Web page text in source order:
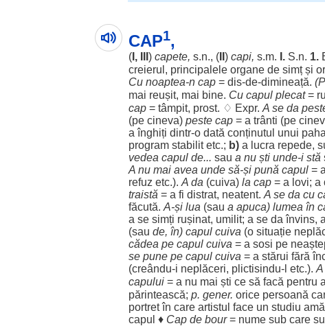
CAP1,
( I, III ) capete, s.n., ( ) capi, s.m. I. S.n. 1.
creierul , principalele organe de simțși
Cu noaptea-n cap = dis-de-dimineață.
mai reușit, mai bine. Cu capul plecat=
cap = tâmpit, prost. ♢ Expr. A se da
(pe cineva) peste cap = a trânti (pe
aînghiți dintr-o dată conținutul unui
program stabilitetc.; b) a lucra repede,
vedea capul de... sau a nu ști unde-i stă
A nu mai avea unde să-și pună capul = a
refuz etc.). A da (cuiva) la cap = a lovi; a
traistă = a fi distrat, neatent. A se da cu
făcută. A-și lua (sau a apuca) lumea în
a se simți rușinat, umilit; a se daînvins,
(sau de, în) capul cuiva (o situație
cădea pe capul cuiva = a sosi pe
se pune pe capul cuiva = a stărui fără
(creându-i neplăceri, plictisindu-l etc.). A
capului = a nu mai ști ce să facă pentru a
părintească; p. gener. orice persoană
portretîn care artistul face un studiu
capul ♦ Cap de bour= nume sub care